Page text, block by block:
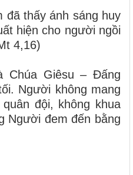
đã thấy ánh sáng huy
hiện cho người ngồi
4,16)
Chúa Giêsu – Đấng
Người không mang
đội, không khua
Người đem đến bằng